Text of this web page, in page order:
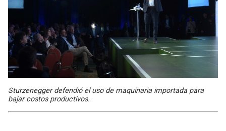
Sturzenegger defendió el uso de maquinaria importada para
bajar costos productivos.